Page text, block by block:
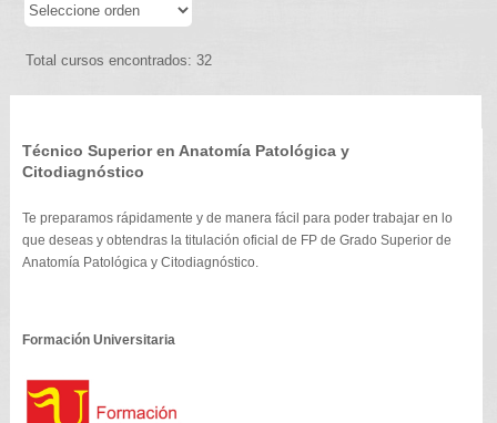
Total cursos encontrados: 32
Técnico Superior en Anatomía Patológica y
Citodiagnóstico
Te preparamos rápidamente y de manera fácil para poder trabajar en lo
que deseas y obtendras la titulación oficial de FP de Grado Superior de
Anatomía Patológica y Citodiagnóstico.
Formación Universitaria